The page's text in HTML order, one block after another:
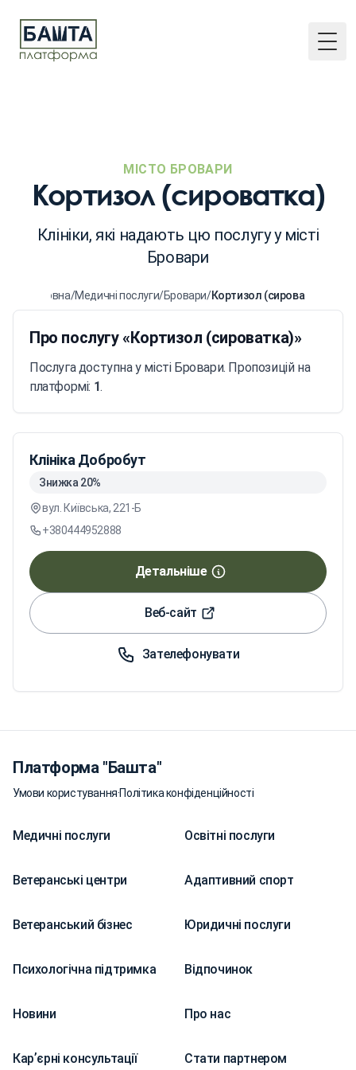
МІСТО БРОВАРИ
Кортизол (сироватка)
Клініки, які надають цю послугу у місті
Бровари
Головна/Медичні послуги/Бровари/Кортизол (сироватка)
Про послугу «Кортизол (сироватка)»
Послуга доступна у місті Бровари. Пропозицій на
платформі: 1.
Клініка Добробут
Знижка 20%
вул. Київська, 221-Б
+380444952888
Детальніше
Веб-сайт
Зателефонувати
Платформа "Башта"
Умови користування·Політика конфіденційності
Медичні послуги Освітні послуги
Ветеранські центри Адаптивний спорт
Ветеранський бізнес Юридичні послуги
Психологічна підтримка Відпочинок
Новини Про нас
Карʼєрні консультації Стати партнером